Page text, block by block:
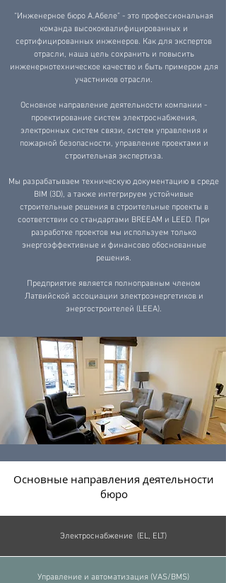
“Инженерное бюро А.Абеле” - это профессиональная
команда высококвалифицированных и
сертифицированных инженеров. Как для экспертов
отрасли, наша цель сохранить и повысить
инженернотехническое качество и быть примером для
участников отрасли.
Основное направление деятельности компании -
проектирование систем электроснабжения,
электронных систем связи, систем управления и
пожарной безопасности, управление проектами и
строительная экспертиза.
Мы разрабатываем техническую документацию в среде
BIM (3D), а также интегрируем устойчивые
строительные решения в строительные проекты в
соответствии со стандартами BREEAM и LEED. При
разработке проектов мы используем только
энергоэффективные и финансово обоснованные
решения.
Предприятие является полноправным членом
Латвийской ассоциации электроэнергетиков и
энергостроителей (LEEA).
Основные направления деятельности
бюро
Электроснабжение (EL, ELT)
Управление и автоматизация (VAS/BMS)